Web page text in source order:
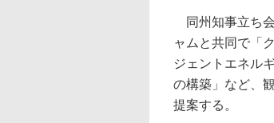
同州知事立ち
ャムと共同で「
ジェントエネル
の構築」など、
提案する。